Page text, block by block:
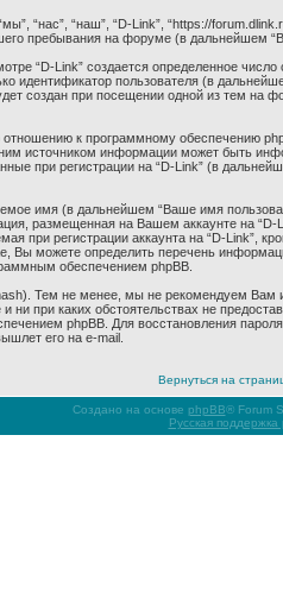
“нас”, “наш”, “D-Link”, “https://
пребывания на форуме (в дальнейшем
“D-Link” создается определенное
пользователя (в
создан при посещении одной из тем на
к программному обеспечению
источником информации может быть
при регистрации на “D-Link” (в
имя (в дальнейшем “Ваше имя
размещенная на Вашем аккаунте на
при регистрации аккаунта на “D-Link”,
можете определить перечень
обеспечением phpBB.
Тем не менее, мы не рекомендуем Вам
ни при каких обстоятельствах не
phpBB. Для восстановления
его на e-mail.
Вернуться на
Создано на основе phpBB® Forum
Русская поддержка